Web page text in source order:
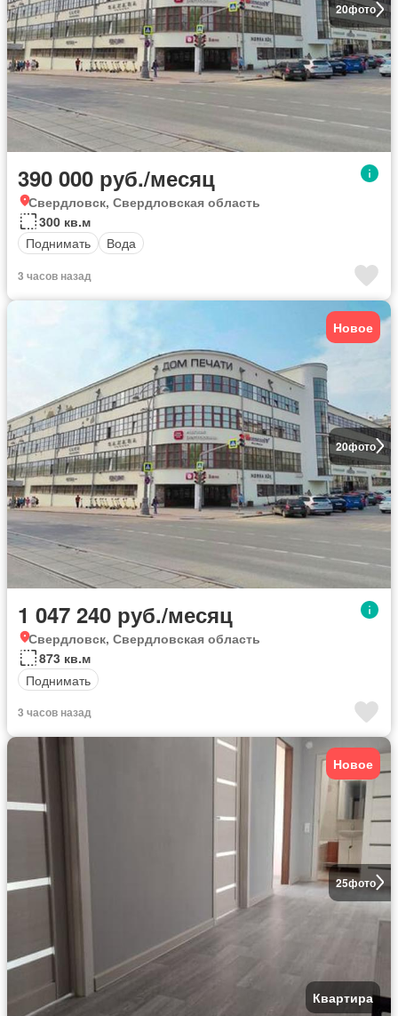
20фото
390 000 руб./месяц
Свердловск, Свердловская область
300 кв.м
Поднимать
Вода
3 часов назад
20фото
Новое
1 047 240 руб./месяц
Свердловск, Свердловская область
873 кв.м
Поднимать
3 часов назад
25фото
Новое
Квартира